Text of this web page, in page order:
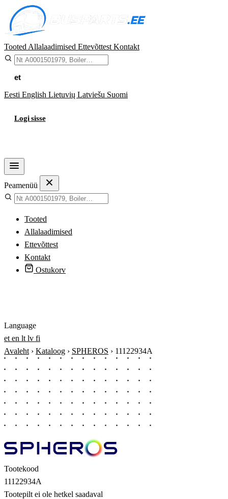
Tooted Allalaadimised Ettevõttest Kontakt
et
Eesti English Lietuvių Latviešu Suomi
Logi sisse
Peamenüü
Tooted
Allalaadimised
Ettevõttest
Kontakt
Ostukorv
Language
et en lt lv fi
Avaleht › Kataloog › SPHEROS › 11122934A
Tootekood
11122934A
Tootepilt ei ole hetkel saadaval